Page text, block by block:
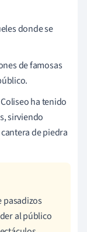
donde se
de famosas
ha tenido
sirviendo
de piedra
pasadizos
al público